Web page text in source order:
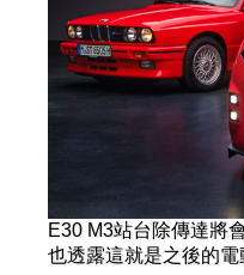
E30 M3站台除傳達將
也透露這就是之後的電